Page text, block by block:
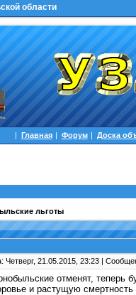
области
| Главная | Форум | Доска
льготы
Четверг, 21.05.2015, 23:23 |
отменят, теперь
и растущую смертность